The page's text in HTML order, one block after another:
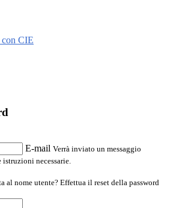
con CIE
E-mail Verrà inviato un messaggio
necessarie.
al nome utente? Effettua il reset della password